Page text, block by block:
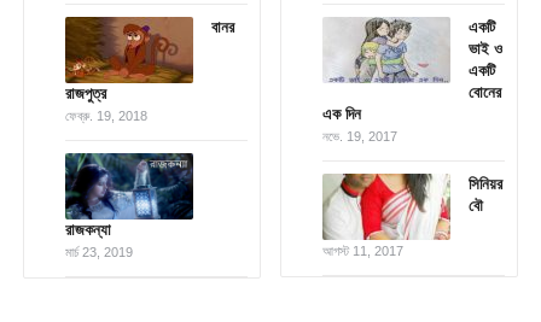
বানর
রাজপুত্র
ফেব্রু. 19, 2018
রাজকন্যা
মার্চ 23, 2019
একটি
ভাই ও
একটি
বোনের
এক দিন
নভে. 19, 2017
সিনিয়র
বৌ
আগস্ট 11, 2017